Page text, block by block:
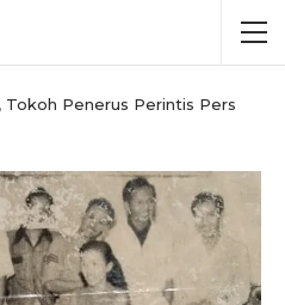
Tokoh Penerus Perintis Pers